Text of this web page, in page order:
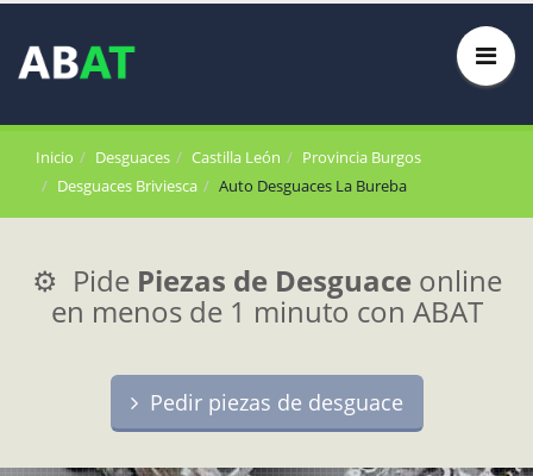
Inicio Desguaces Castilla León
Provincia Burgos
Desguaces Briviesca
Auto Desguaces La Bureba
⚙️ Pide Piezas de Desguace online
en menos de 1 minuto con ABAT
Pedir piezas de desguace